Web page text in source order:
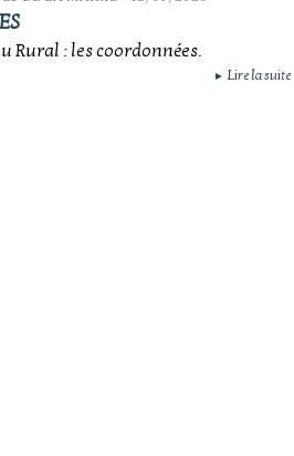
Rural : les coordonnées.
► Lire la suite